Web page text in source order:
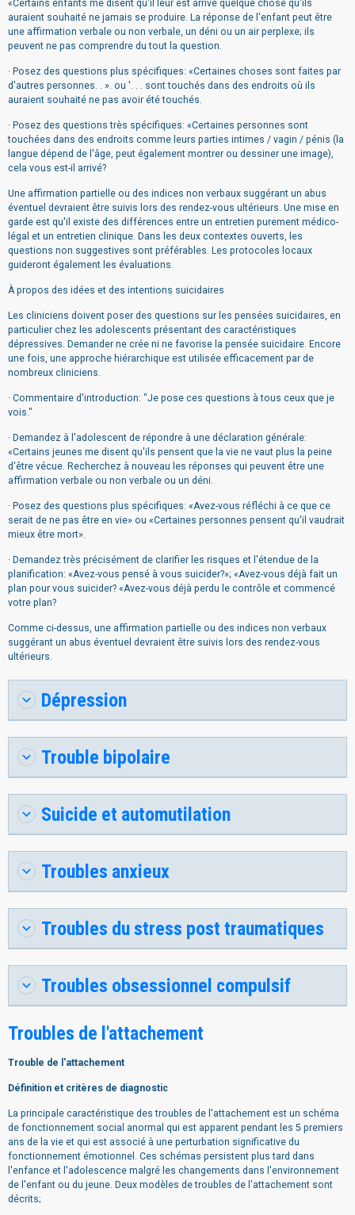
«Certains enfants me disent qu'il leur est arrivé quelque chose qu'ils
auraient souhaité ne jamais se produire. La réponse de l'enfant peut être
une affirmation verbale ou non verbale, un déni ou un air perplexe; ils
peuvent ne pas comprendre du tout la question.
· Posez des questions plus spécifiques: «Certaines choses sont faites par
d'autres personnes. . ». ou '. . . sont touchés dans des endroits où ils
auraient souhaité ne pas avoir été touchés.
· Posez des questions très spécifiques: «Certaines personnes sont
touchées dans des endroits comme leurs parties intimes / vagin / pénis (la
langue dépend de l'âge, peut également montrer ou dessiner une image),
cela vous est-il arrivé?
Une affirmation partielle ou des indices non verbaux suggérant un abus
éventuel devraient être suivis lors des rendez-vous ultérieurs. Une mise en
garde est qu'il existe des différences entre un entretien purement médico-
légal et un entretien clinique. Dans les deux contextes ouverts, les
questions non suggestives sont préférables. Les protocoles locaux
guideront également les évaluations.
À propos des idées et des intentions suicidaires
Les cliniciens doivent poser des questions sur les pensées suicidaires, en
particulier chez les adolescents présentant des caractéristiques
dépressives. Demander ne crée ni ne favorise la pensée suicidaire. Encore
une fois, une approche hiérarchique est utilisée efficacement par de
nombreux cliniciens.
· Commentaire d'introduction: "Je pose ces questions à tous ceux que je
vois."
· Demandez à l'adolescent de répondre à une déclaration générale:
«Certains jeunes me disent qu'ils pensent que la vie ne vaut plus la peine
d'être vécue. Recherchez à nouveau les réponses qui peuvent être une
affirmation verbale ou non verbale ou un déni.
· Posez des questions plus spécifiques: «Avez-vous réfléchi à ce que ce
serait de ne pas être en vie» ou «Certaines personnes pensent qu'il vaudrait
mieux être mort».
· Demandez très précisément de clarifier les risques et l'étendue de la
planification: «Avez-vous pensé à vous suicider?»; «Avez-vous déjà fait un
plan pour vous suicider? «Avez-vous déjà perdu le contrôle et commencé
votre plan?
Comme ci-dessus, une affirmation partielle ou des indices non verbaux
suggérant un abus éventuel devraient être suivis lors des rendez-vous
ultérieurs.
Dépression
Trouble bipolaire
Suicide et automutilation
Troubles anxieux
Troubles du stress post traumatiques
Troubles obsessionnel compulsif
Troubles de l'attachement
Trouble de l'attachement
Définition et critères de diagnostic
La principale caractéristique des troubles de l'attachement est un schéma
de fonctionnement social anormal qui est apparent pendant les 5 premiers
ans de la vie et qui est associé à une perturbation significative du
fonctionnement émotionnel. Ces schémas persistent plus tard dans
l'enfance et l'adolescence malgré les changements dans l'environnement
de l'enfant ou du jeune. Deux modèles de troubles de l'attachement sont
décrits;